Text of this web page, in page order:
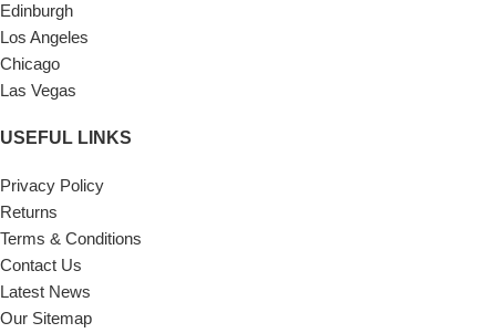
Edinburgh
Los Angeles
Chicago
Las Vegas
USEFUL LINKS
Privacy Policy
Returns
Terms & Conditions
Contact Us
Latest News
Our Sitemap